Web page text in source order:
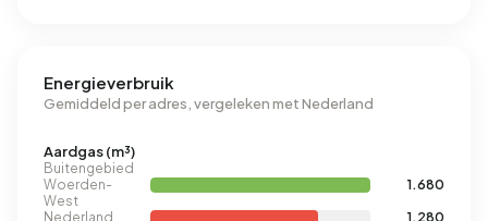
Energieverbruik
Gemiddeld per adres, vergeleken met Nederland
Aardgas (m³)
Buitengebied
Woerden-
West
1.680
Nederland
1.280